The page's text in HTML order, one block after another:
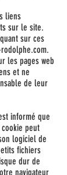
liens
sur le site.
sur ces
les pages web
et ne
de leur
informé que
peut
logiciel de
fichiers
dur de
navigateur